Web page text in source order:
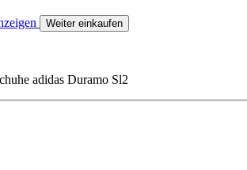
Weiter einkaufen
adidas Duramo Sl2